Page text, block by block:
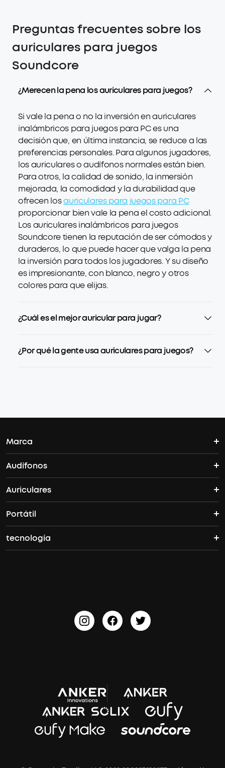
Preguntas frecuentes sobre los
auriculares para juegos
Soundcore
¿Merecen la pena los auriculares para juegos?
Si vale la pena o no la inversión en auriculares
inalámbricos para juegos para PC es una
decisión que, en última instancia, se reduce a las
preferencias personales. Para algunos jugadores,
los auriculares o audífonos normales están bien.
Para otros, la calidad de sonido, la inmersión
mejorada, la comodidad y la durabilidad que
ofrecen losauriculares para juegos para PC
proporcionar bien vale la pena el costo adicional.
Los auriculares inalámbricos para juegos
Soundcore tienen la reputación de ser cómodos y
duraderos, lo que puede hacer que valga la pena
la inversión para todos los jugadores. Y su diseño
es impresionante, con blanco, negro y otros
colores para que elijas.
¿Cuál es el mejor auricular para jugar?
¿Por qué la gente usa auriculares para juegos?
Marca
La historia de Soundcore
Donde comprar
Audífonos
Espacio
Vida y más
Auriculares
Libertad
Vida y más
Portátil
Mini y Más
tecnología